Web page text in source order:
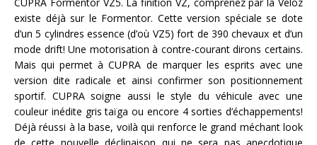
existe déjà sur le Formentor. Cette version spéciale se dote
d’un 5 cylindres essence (d’où VZ5) fort de 390 chevaux et d’un
mode drift! Une motorisation à contre-courant dirons certains.
Mais qui permet à CUPRA de marquer les esprits avec une
version dite radicale et ainsi confirmer son positionnement
sportif. CUPRA soigne aussi le style du véhicule avec une
couleur inédite gris taïga ou encore 4 sorties d’échappements!
Déjà réussi à la base, voilà qui renforce le grand méchant look